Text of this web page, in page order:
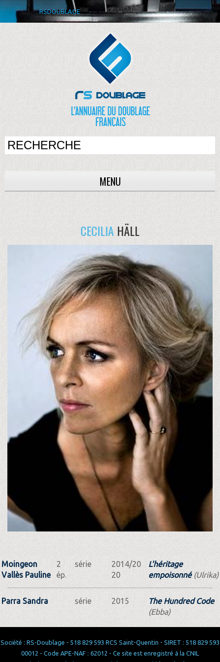
RSDOUBLAGE
MENU
CECILIAHÄLL
Moingeon
Vallès Pauline
2
ép.
série
2014/20
20
L'héritage
empoisonné(Ulrika)
Parra Sandra série 2015
The Hundred Code
(Ebba)
Société : RS-Doublage - 518 829 593 RCS Saint-Quentin - SIRET : 518 829 593
00012 - Code APE-NAF : 62012 - Ce site est enregistré à la CNIL